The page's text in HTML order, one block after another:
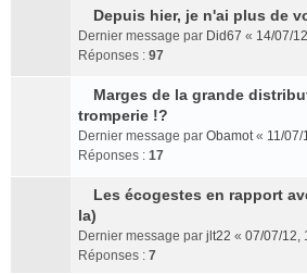
m
e
s
a
g
e
n
n
l
u
l
l
e
e
a
e
n
o
n
s
u
l
e
r
l
e
e
s
s
a
C
o
s
t
l
e
m
e
Depuis hier, je n'ai plus de
Dernier message par Did67 « 14/07/
Réponses : 97
C
o
n
u
l
t
e
Marges de la grande
tromperie !?
Dernier message par Obamot« 11/07/
Réponses : 17
C
o
n
Les écogestes en rapport
la)
Dernier message par jlt22 « 07/07/12,
Réponses : 7